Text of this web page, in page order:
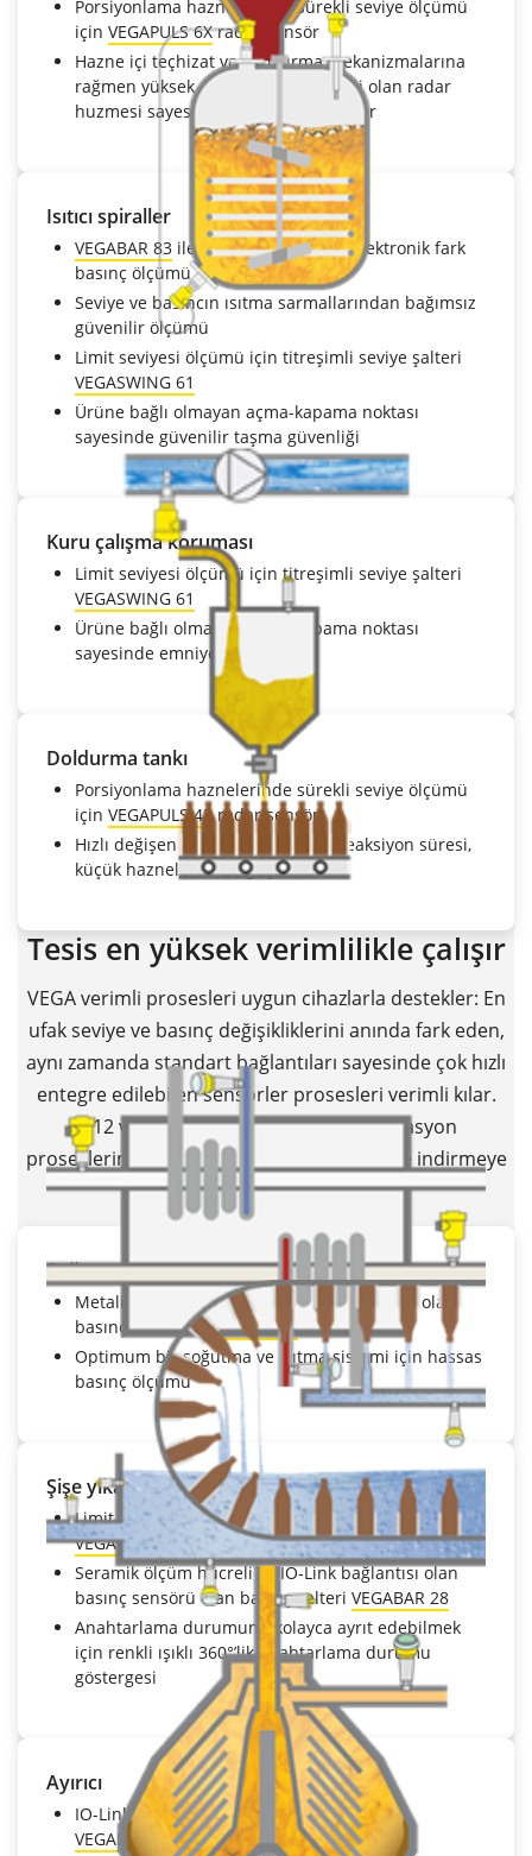
Porsiyonlama haznelerinde sürekli seviye ölçümü
için VEGAPULS 6Xradar sensör
Hazne içi teçhizat ve karıştırma mekanizmalarına
rağmen yüksek odaklanma kabiliyeti olan radar
huzmesi sayesinde güvenilir ölçümler
Isıtıcı spiraller
VEGABAR 83 ile seviye ölçümü için elektronik fark
basınç ölçümü
Seviye ve basıncın ısıtma sarmallarından bağımsız
güvenilir ölçümü
Limit seviyesi ölçümü için titreşimli seviye şalteri
VEGASWING 61
Ürüne bağlı olmayan açma-kapama noktası
sayesinde güvenilir taşma güvenliği
Kuru çalışma koruması
Limit seviyesi ölçümü için titreşimli seviye şalteri
VEGASWING 61
Ürüne bağlı olmayan açma-kapama noktası
sayesinde emniyetli fonksiyon
Doldurma tankı
Porsiyonlama haznelerinde sürekli seviye ölçümü
için VEGAPULS42radar sensör
Hızlı değişen seviye halinde hızlı reaksiyon süresi,
küçük haznelerde de geçerlidir
Tesis en yüksek verimlilikle çalışır
VEGA verimli prosesleri uygun cihazlarla destekler: En
ufak seviye ve basınç değişikliklerini anında fark eden,
aynı zamanda standart bağlantıları sayesinde çok hızlı
entegre edilebilen sensörler prosesleri verimli kılar.
M12 ve vana kablo bağlantıları, otomasyon
proseslerindeki masrafları belli bir seviyeye indirmeye
çok önemli bir katkı sağlar.
Soğutma ve ısıtma sistemi
Metalik ölçüm hücresi ve IO-Link bağlantısı olan
basınç sensörü VEGABAR 29
Optimum bir soğutma ve ısıtma sistemi için hassas
basınç ölçümü
Şişe yıkama makinesi
Limit seviyesi ölçümü için kapasitif limit şalteri
VEGAPOINT 21
Seramik ölçüm hücreli ve IO-Link bağlantısı olan
basınç sensörü olan basınç şalteri VEGABAR 28
Anahtarlama durumunu kolayca ayrıt edebilmek
için renkli ışıklı 360°’lik anahtarlama durumu
göstergesi
Ayırıcı
IO-Link bağlantısı olan basınç sensörü
VEGABAR 29ve39